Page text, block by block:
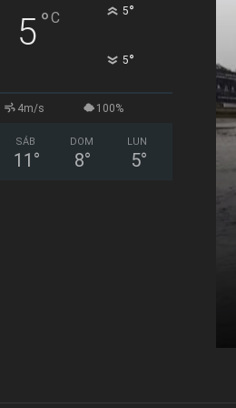
5°C 5°
5°
4m/s 100%
SÁB
11 °
DOM
8°
LUN
5°